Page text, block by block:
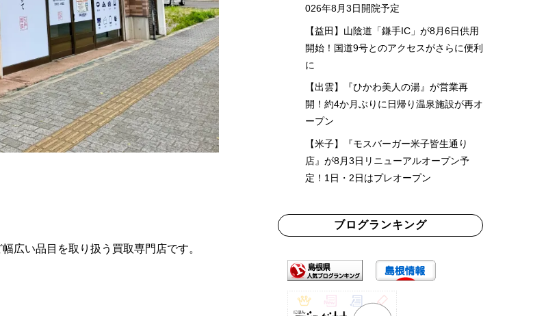
広い品目を取り扱う買取専門店です。
026年8月3日開院予定
【益田】山陰道「鎌手IC」が8月6日供用
開始！国道9号とのアクセスがさらに便利
に
【出雲】『ひかわ美人の湯』が営業再
開！約4か月ぶりに日帰り温泉施設が再オ
ープン
【米子】『モスバーガー米子皆生通り
店』が8月3日リニューアルオープン予
定！1日・2日はプレオープン
ブログランキング